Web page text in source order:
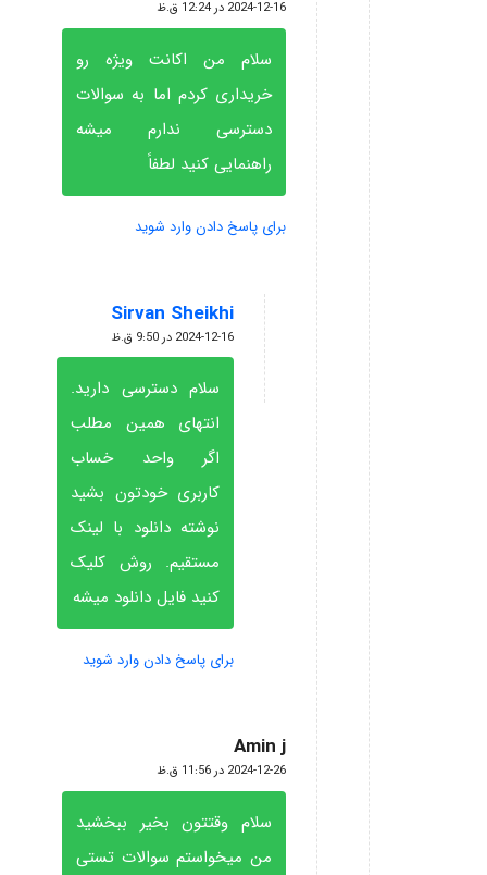
2024-12-16 در 12:24 ق.ظ
سلام من اکانت ویژه رو
خریداری کردم اما به سوالات
دسترسی ندارم میشه
راهنمایی کنید لطفاً
برای پاسخ دادن وارد شوید
Sirvan Sheikhi
گفته:
2024-12-16 در 9:50 ق.ظ
سلام دسترسی دارید.
انتهای همین مطلب
اگر واحد خساب
کاربری خودتون بشید
نوشته دانلود با لینک
مستقیم. روش کلیک
کنید فایل دانلود میشه
برای پاسخ دادن وارد شوید
Amin j
گفته:
2024-12-26 در 11:56 ق.ظ
سلام وقتتون بخیر ببخشید
من میخواستم سوالات تستی